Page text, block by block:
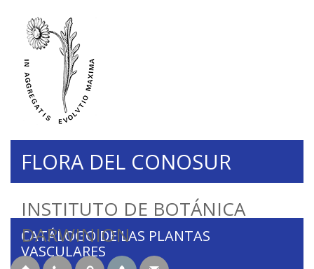
INSTITUTO DE BOTÁNICA
DARWINION
FLORA DEL CONOSUR
CATÁLOGO DE LAS PLANTAS
VASCULARES